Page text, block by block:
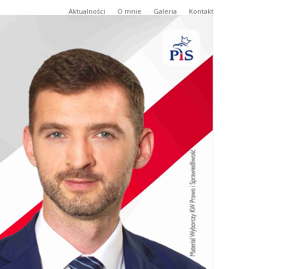
Aktualności O mnie Galeria Kontakt